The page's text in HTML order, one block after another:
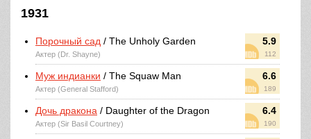
1931
5.9
112
Порочный сад / The Unholy Garden
Актер (Dr. Shayne)
6.6
189
Муж индианки / The Squaw Man
Актер (General Stafford)
6.4
190
Дочь дракона / Daughter of the Dragon
Актер (Sir Basil Courtney)